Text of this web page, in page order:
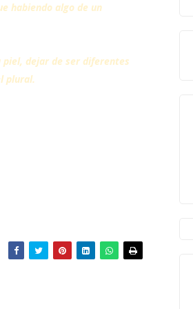
habiendo algo de un
piel, dejar de ser diferentes
plural.